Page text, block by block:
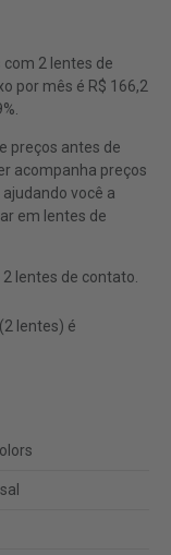
2 lentes de
por mês é R$ 166,2
preços antes de
acompanha preços
você a
em lentes de
lentes de contato.
lentes) é